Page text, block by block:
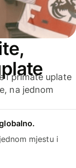
i primate uplate
na jednom
mjestu i